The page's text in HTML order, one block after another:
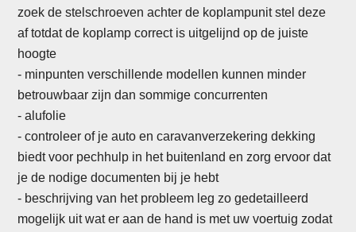
zoek de stelschroeven achter de koplampunit stel deze
af totdat de koplamp correct is uitgelijnd op de juiste
hoogte
- minpunten verschillende modellen kunnen minder
betrouwbaar zijn dan sommige concurrenten
- alufolie
- controleer of je auto en caravanverzekering dekking
biedt voor pechhulp in het buitenland en zorg ervoor dat
je de nodige documenten bij je hebt
- beschrijving van het probleem leg zo gedetailleerd
mogelijk uit wat er aan de hand is met uw voertuig zodat